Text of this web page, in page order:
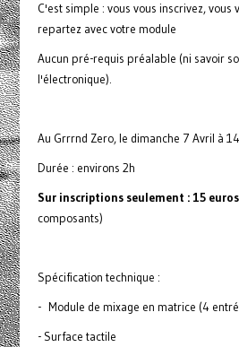
C'est simple : vous vous inscrivez, vous
repartez avec votre module
Aucun pré-requis préalable (ni savoir
l'électronique).
Au Grrrnd Zero, le dimanche 7 Avril à
Durée : environs 2h
Sur inscriptions seulement : 15
composants)
Spécification technique :
- Module de mixage en matrice (4
- Surface tactile